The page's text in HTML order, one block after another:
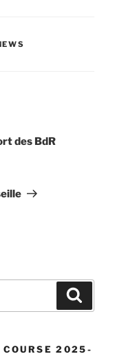
des BdR
COURSE 2025-